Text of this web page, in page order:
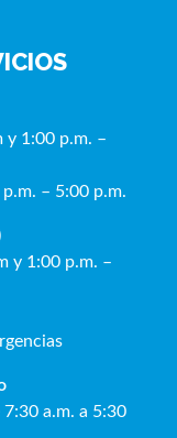
y 1:00 p.m. –
– 5:00 p.m.
y 1:00 p.m. –
7:30 a.m. a 5:30